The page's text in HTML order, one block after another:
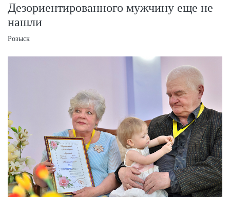
Дезориентированного мужчину еще не
нашли
Розыск